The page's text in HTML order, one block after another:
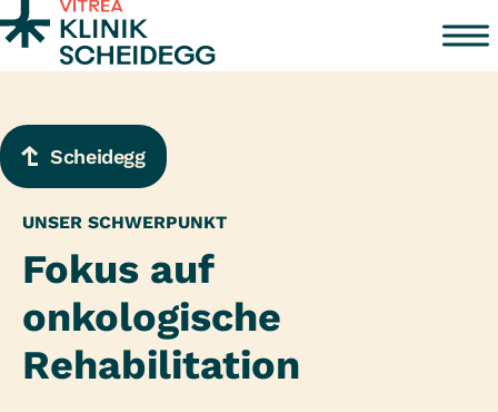
Zum Inhalt springen
Scheidegg
UNSER SCHWERPUNKT
Fokus auf
onkologische
Rehabilitation